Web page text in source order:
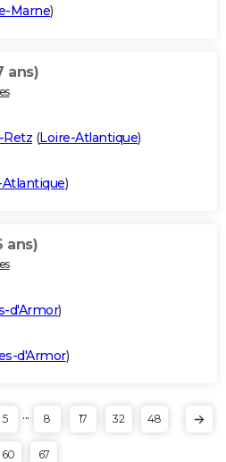
Marne)
ans)
Retz (Loire-Atlantique)
)
ans)
d'Armor)
d'Armor)
5 ... 8 17 32 48
60 67